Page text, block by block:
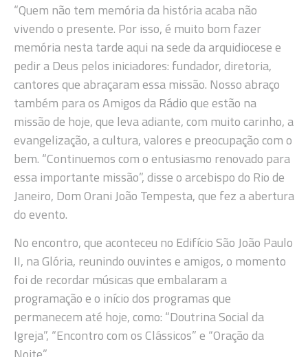
“Quem não tem memória da história acaba não
vivendo o presente. Por isso, é muito bom fazer
memória nesta tarde aqui na sede da arquidiocese e
pedir a Deus pelos iniciadores: fundador, diretoria,
cantores que abraçaram essa missão. Nosso abraço
também para os Amigos da Rádio que estão na
missão de hoje, que leva adiante, com muito carinho, a
evangelização, a cultura, valores e preocupação com o
bem. “Continuemos com o entusiasmo renovado para
essa importante missão”, disse o arcebispo do Rio de
Janeiro, Dom Orani João Tempesta, que fez a abertura
do evento.
No encontro, que aconteceu no Edifício São João Paulo
II, na Glória, reunindo ouvintes e amigos, o momento
foi de recordar músicas que embalaram a
programação e o início dos programas que
permanecem até hoje, como: “Doutrina Social da
Igreja”, “Encontro com os Clássicos” e “Oração da